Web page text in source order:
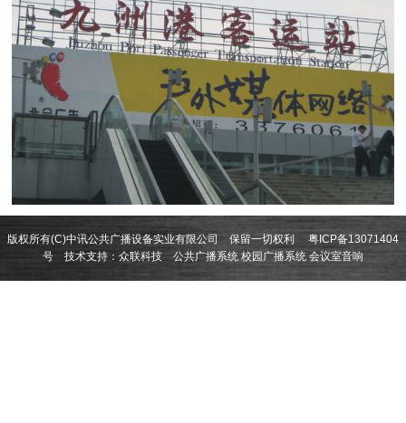
版权所有(C)中讯公共广播设备实业有限公司 保留一切权利 粤ICP备13071404
号 技术支持： 众联科技 公共广播系统 校园广播系统 会议室音响